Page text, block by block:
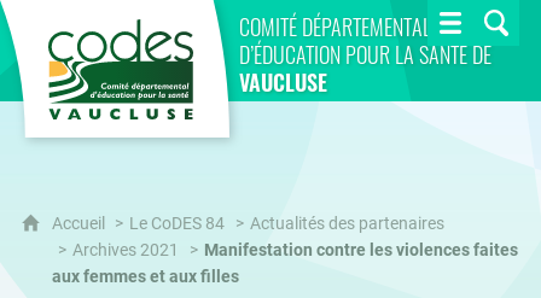
COMITÉ DÉPARTEMENTAL
D’ÉDUCATION POUR LA SANTÉ DE
VAUCLUSE
CoDES 84
Accueil Le CoDES 84
Actualités des partenaires
Archives 2021
Manifestation contre les violences faites
aux femmes et aux filles